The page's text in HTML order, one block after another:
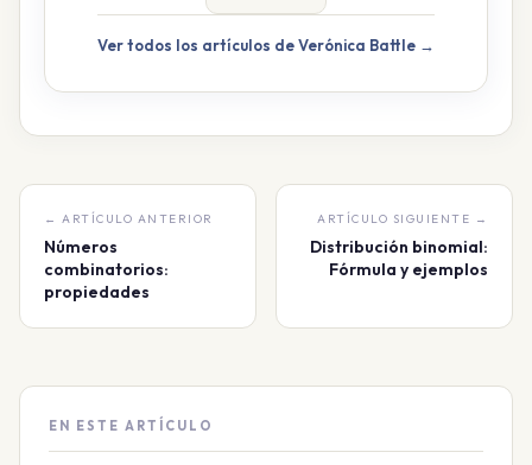
Ver todos los artículos de Verónica Battle →
← ARTÍCULO ANTERIOR
Números
combinatorios:
propiedades
ARTÍCULO SIGUIENTE →
Distribución binomial:
Fórmula y ejemplos
EN ESTE ARTÍCULO